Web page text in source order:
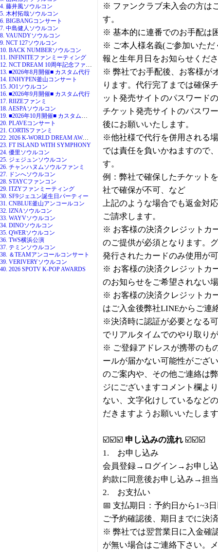
4. 藤井風ソウルコン
5. 木村拓哉ソウルコン
6. BIGBANGコンサート
7. 中島健人ソウルコン
8. VAUNDYソウルコン
9. NCT 127ソウルコン
10. BACK NUMBERソウルコン
11. INFINITEファンミーティング
12. NCT DREAM 10周年記念ファンミ
13. ■2026年8月開催■ カスタム代行
14. ENHYPEN釜山コンサート
15. JO1ソウルコン
16. ■2026年9月開催■ カスタム代行
17. RIIZEファンミ
18. AESPAソウルコン
19. ■2026年10月開催■ カスタム代行
20. PLAVEコンサート
21. CORTISファンミ
22. 2026 K-WORLD DREAM AWARDS
23. FT ISLAND WITH SYMPHONY
24. 優里ソウルコン
25. ジェジュンソウルコン
26. チャンハヌムソウルファンミ
27. ドンへソウルコン
28. STAYCファンコン
29. ITZYファンミーティング
30. SF9ジェユン誕生日パーティー
31. CNBLUE釜山アンコールコン
32. IZNAソウルコン
33. WAYVソウルコン
34. DINOソウルコン
35. QWERソウルコン
36. TWS横浜公演
37. テミンソウルコン
38. ＆TEAMアンコールコンサート
39. VERIVERYソウルコン
40. 2026 SPOTV K-POP AWARDS
※ ファンクラブ未入会の方は
す。
※ 基本的に連番でのお手配は
※ ご本人様名義(ご参加いただ
報と生年月日をお知らせくだ
※ 弊社でお手配後、お客様が
ります。代行完了までは確保
ット発売サイトのパスワード
チケット発売サイトのパスワ
後にお願いいたします。
※他社様で代行を併用される
では責任を負いかねますので
す。
例：弊社で確保したチケット
社で確保が不可、など
上記のような場合でも返金対
ご請求します。
※ お客様の決済クレジットカ
のご提供が必須となります。
発行されたカードのみ使用が
※ お客様の決済クレジットカ
のお知らせをご希望されない
※ お客様の決済クレジットカ
はご入金後弊社LINEからご連
※決済時に認証が必要となる
でリアルタイムでのやり取り
※ ご登録アドレスが携帯のも
ールが届かない可能性がござ
のご案内や、その他ご連絡は
ジにございますコメント欄よ
ない、文字化けしているなど
だきますようお願いいたしま
☑️☑️☑️ 申し込みの流れ ☑️☑️☑️
1. お申し込み
会員登録→ログイン→お申し
約款に同意後お申し込み→担
2. お支払い
📅 支払期日：予約日から1~3
ご予約確認後、期日までに決
※ 弊社では翌営業日に入金確
が無い場合はご連絡下さい。